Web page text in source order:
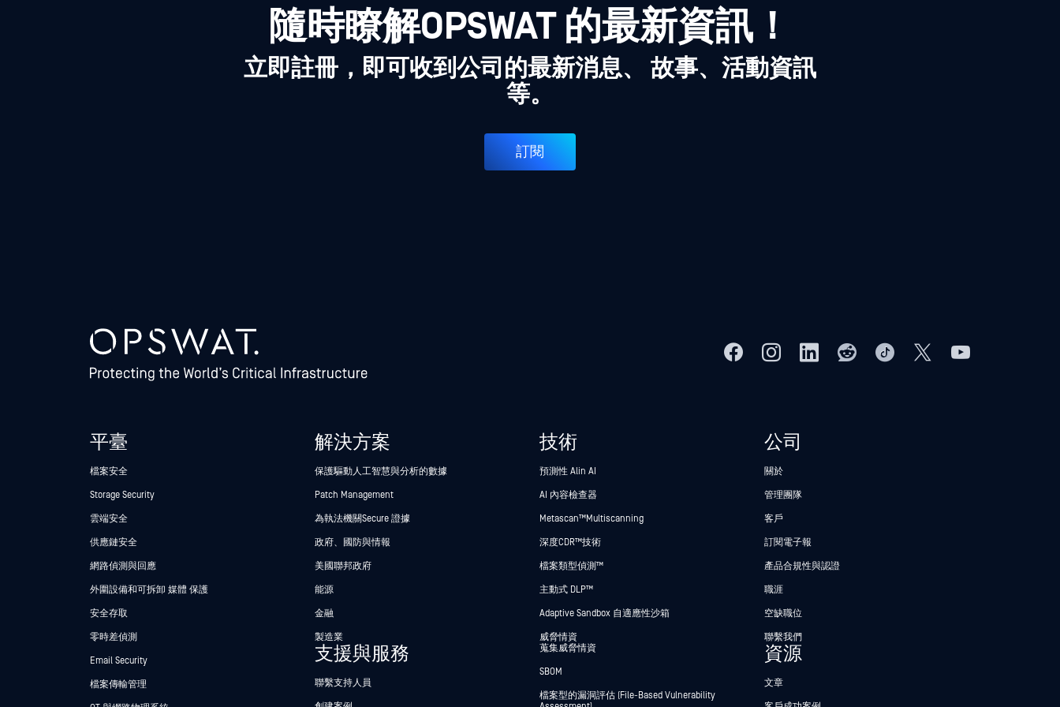
隨時瞭解OPSWAT 的最新資訊！
立即註冊，即可收到公司的最新消息、 故事、活動資訊
等。
訂閱
平臺
檔案安全
Storage Security
雲端安全
供應鏈安全
網路偵測與回應
外圍設備和可拆卸 媒體 保護
安全存取
零時差偵測
Email Security
檔案傳輸管理
解決方案
保護驅動人工智慧與分析的數據
Patch Management
為執法機關Secure 證據
政府、國防與情報
美國聯邦政府
能源
金融
製造業
支援與服務
聯繫支持人員
技術
預測性 Alin AI
AI 內容檢查器
Metascan™ Multiscanning
深度CDR™技術
檔案類型偵測™
主動式 DLP™
Adaptive Sandbox 自適應性沙箱
威脅情資
蒐集威脅情資
SBOM
檔案型的漏洞評估 (File-Based Vulnerability
公司
關於
管理團隊
客戶
訂閱電子報
產品合規性與認證
職涯
空缺職位
聯繫我們
資源
文章